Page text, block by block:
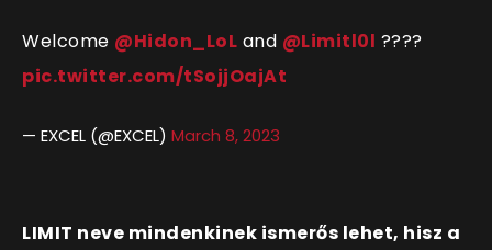
Welcome @Hidon_LoL and @Limitl0l ????
pic.twitter.com/tSojjOajAt
— EXCEL (@EXCEL) March 8, 2023
LIMIT neve mindenkinek ismerős lehet, hisz a